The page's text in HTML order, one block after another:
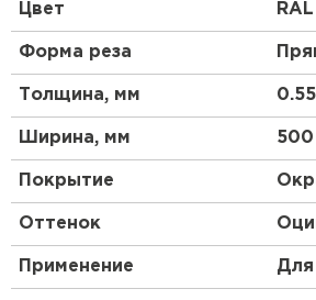
делает его идеальным для
более широкий профнастил.
Так же, как и стандартный
МП18 нестандартной ширины
оцинкованной стали, что
высокую прочность и
имеет полимерное покрытие,
Цвет
Форма реза
Толщина, мм 0.55
Ширина, мм 500
Покрытие
Оттенок
Применение Для